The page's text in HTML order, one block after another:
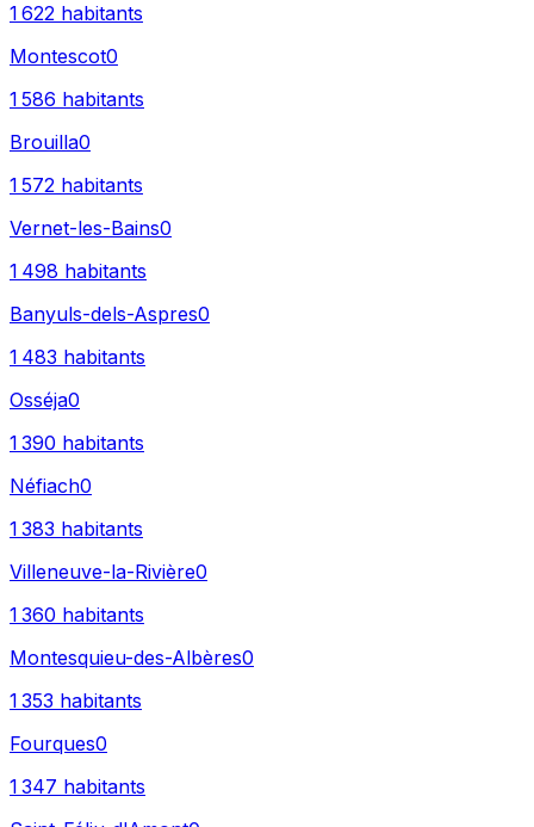
1 622 habitants
Montescot0
1 586 habitants
Brouilla0
1 572 habitants
Vernet-les-Bains0
1 498 habitants
Banyuls-dels-Aspres0
1 483 habitants
Osséja0
1 390 habitants
Néfiach0
1 383 habitants
Villeneuve-la-Rivière0
1 360 habitants
Montesquieu-des-Albères0
1 353 habitants
Fourques0
1 347 habitants